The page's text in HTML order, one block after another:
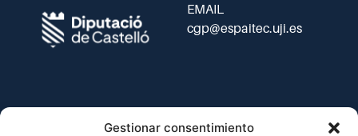
Gestionar consentimiento
EMAIL
cgp@espaitec.uji.es